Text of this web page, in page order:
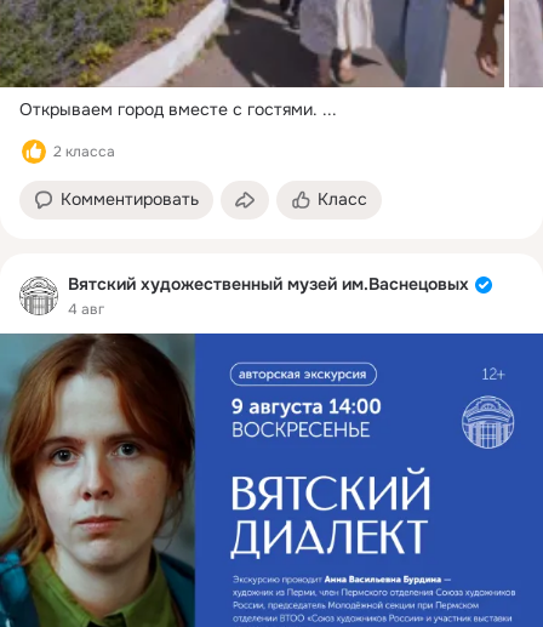
Открываем город вместе с гостями. ...
2 класса
Комментировать Класс
Вятский художественный музей им.Васнецовых
4 авг